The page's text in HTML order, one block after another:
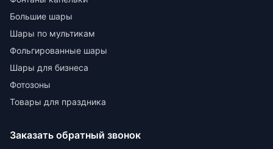
Большие шары
Шары по мультикам
Фольгированные шары
Шары для бизнеса
Фотозоны
Товары для праздника
Заказать обратный звонок